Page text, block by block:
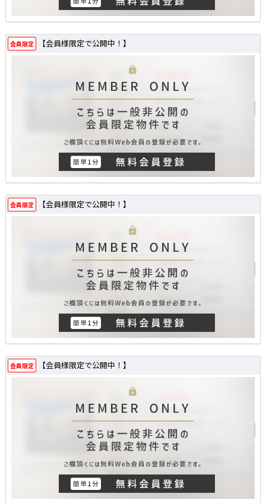
会員限定 【会員様限定で公開中！】
会員限定 【会員様限定で公開中！】
会員限定 【会員様限定で公開中！】